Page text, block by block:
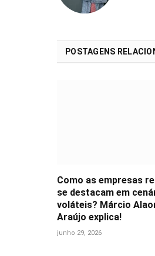
POSTAGENS
Como as empresas
se destacam em
voláteis? Márcio
Araújo explica!
junho 29, 2026